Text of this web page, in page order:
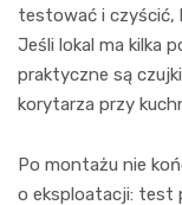
testować i czyścić,
Jeśli lokal ma kilka
praktyczne są czujki
korytarza przy
Po montażu nie
o eksploatacji: test